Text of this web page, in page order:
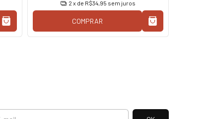
2 x de R$34,95 sem juros
COMPRAR